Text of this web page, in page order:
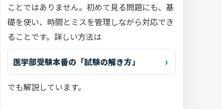
ことではありません。初めて見る問題にも、基
礎を使い、時間とミスを管理しながら対応でき
ることです。詳しい方法は
医学部受験本番の「試験の解き方」
でも解説しています。